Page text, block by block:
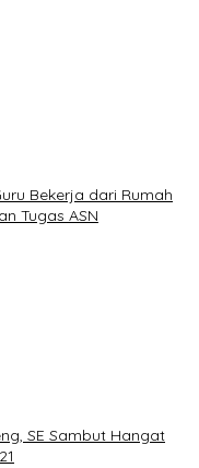
Bekerja dari Rumah
Tugas ASN
SE Sambut Hangat